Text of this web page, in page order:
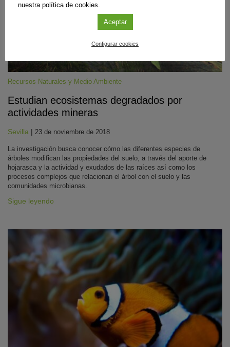
Recursos Naturales y Medio Ambiente
Estudian ecosistemas degradados por
actividades mineras
Sevilla | 23 de noviembre de 2018
La investigación busca conocer cómo las diferentes especies de
árboles modifican las propiedades del suelo, a través del aporte de
hojarasca y la actividad y exudados de las raíces así como los
procesos complejos que relacionan el árbol con el suelo y las
comunidades microbianas.
Sigue leyendo
nuestra política de cookies.
Aceptar
Configurar cookies